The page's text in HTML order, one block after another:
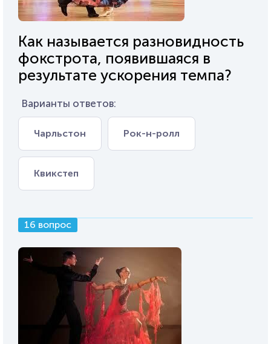
Как называется разновидность
фокстрота, появившаяся в
результате ускорения темпа?
Варианты ответов:
Чарльстон Рок-н-ролл
Квикстеп
16 вопрос